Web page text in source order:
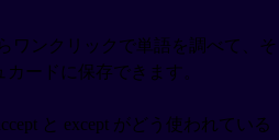
ワンクリックで単語を調べて、そ
ードに保存できます。
と except がどう使われている